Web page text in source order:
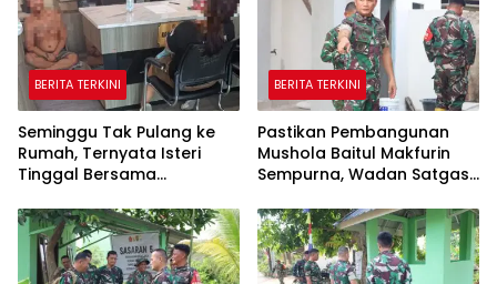
BERITA TERKINI
Seminggu Tak Pulang ke
Rumah, Ternyata Isteri
Tinggal Bersama
BERITA TERKINI
Pastikan Pembangunan
Mushola Baitul Makfurin
Sempurna, Wadan Satgas
Lokasi